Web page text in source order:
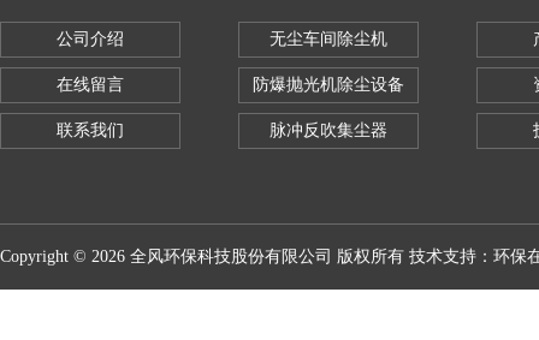
公司介绍
在线留言
联系我们
无尘车间除尘机
防爆抛光机除尘设备
脉冲反吹集尘器
Copyright © 2026 全风环保科技股份有限公司 版权所有 技术支持： 环保